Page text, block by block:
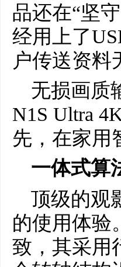
品还在“坚
经用上了
户传送资料
无损画质
N1S Ultra
先，在家用
一体式算
顶级的观
的使用体验
致，其采用